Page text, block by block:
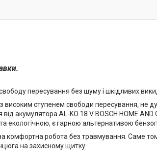
пересування без шуму і шкідливих
високим ступенем свободи пересування, не
акумулятора AL-KO 18 V BOSCH HOME AND
екологічною, є гарною альтернативою
комфортна робота без травмування. Саме
на захисному щитку.